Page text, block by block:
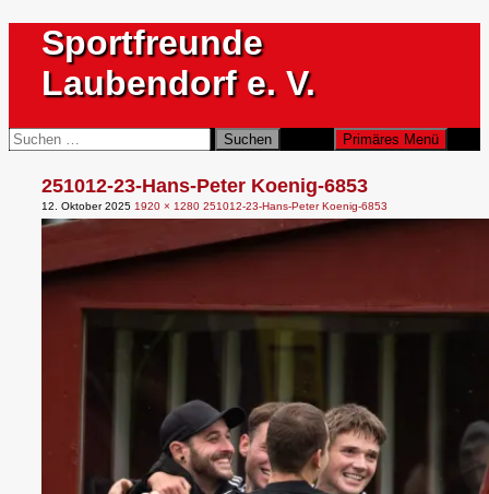
Inhalt
springen
Sportfreunde
Laubendorf e. V.
Suchen Primäres Menü
Suchen
nach:
251012-23-Hans-Peter Koenig-6853
12. Oktober 2025 1920 × 1280 251012-23-Hans-Peter Koenig-6853